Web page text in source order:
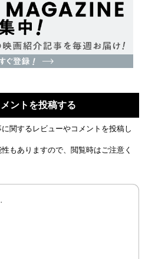
ントを投稿する
関するレビューやコメントを投稿し
もありますので、閲覧時はご注意く